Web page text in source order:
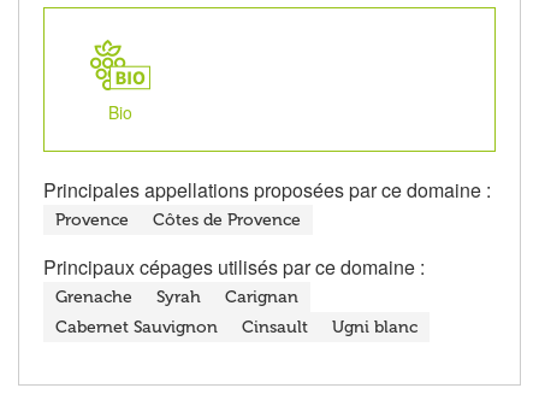
Bio
Principales appellations proposées par ce domaine :
Provence Côtes de Provence
Principaux cépages utilisés par ce domaine :
Grenache Syrah
Carignan
Cabernet Sauvignon
Cinsault Ugni blanc